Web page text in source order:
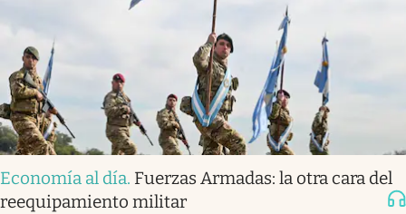
Economía al día. Fuerzas Armadas: la otra cara del
reequipamiento militar